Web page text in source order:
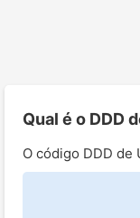
Qual é o DDD
O código DDD de